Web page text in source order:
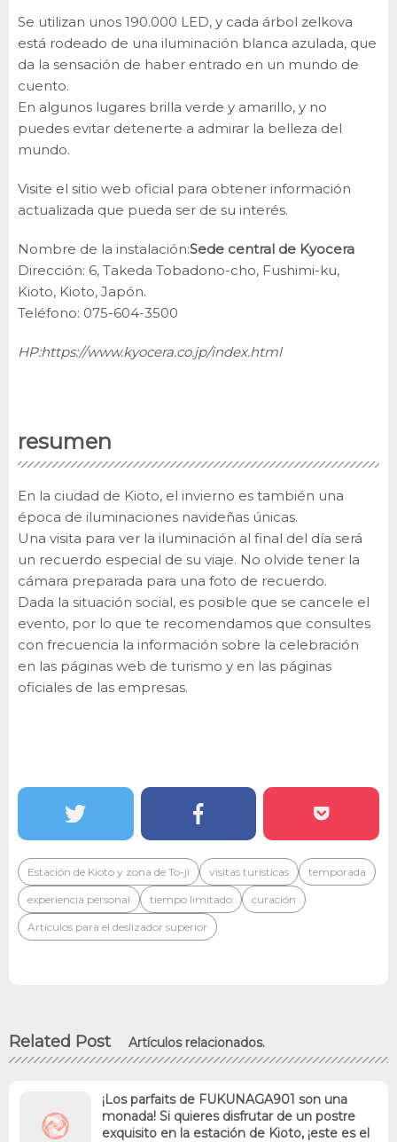
Se utilizan unos 190.000 LED, y cada árbol zelkova
está rodeado de una iluminación blanca azulada, que
da la sensación de haber entrado en un mundo de
cuento.
En algunos lugares brilla verde y amarillo, y no
puedes evitar detenerte a admirar la belleza del
mundo.
Visite el sitio web oficial para obtener información
actualizada que pueda ser de su interés.
Nombre de la instalación:Sede central de Kyocera
Dirección: 6, Takeda Tobadono-cho, Fushimi-ku,
Kioto, Kioto, Japón.
Teléfono: 075-604-3500
HP:https://www.kyocera.co.jp/index.html
resumen
En la ciudad de Kioto, el invierno es también una
época de iluminaciones navideñas únicas.
Una visita para ver la iluminación al final del día será
un recuerdo especial de su viaje. No olvide tener la
cámara preparada para una foto de recuerdo.
Dada la situación social, es posible que se cancele el
evento, por lo que te recomendamos que consultes
con frecuencia la información sobre la celebración
en las páginas web de turismo y en las páginas
oficiales de las empresas.
Estación de Kioto y zona de To-ji visitas turísticas temporada
experiencia personal tiempo limitado curación
Artículos para el deslizador superior
Related Post Artículos relacionados.
¡Los parfaits de FUKUNAGA901 son una
monada! Si quieres disfrutar de un postre
exquisito en la estación de Kioto, ¡este es el